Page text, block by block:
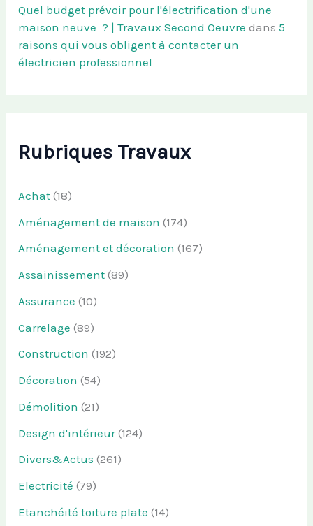
Quel budget prévoir pour l'électrification d'une
maison neuve ? | Travaux Second Oeuvre dans5
raisons qui vous obligent à contacter un
électricien professionnel
Rubriques Travaux
Achat (18)
Aménagement de maison (174)
Aménagement et décoration (167)
Assainissement (89)
Assurance (10)
Carrelage (89)
Construction (192)
Décoration (54)
Démolition (21)
Design d'intérieur(124)
Divers&Actus (261)
Electricité (79)
Etanchéité toiture plate (14)